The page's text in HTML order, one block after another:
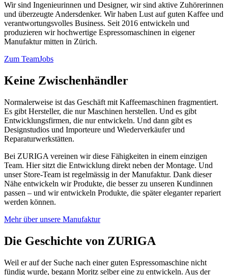
Wir sind Ingenieurinnen und Designer, wir sind aktive Zuhörerinnen
und überzeugte Andersdenker. Wir haben Lust auf guten Kaffee und
verantwortungsvolles Business. Seit 2016 entwickeln und
produzieren wir hochwertige Espressomaschinen in eigener
Manufaktur mitten in Zürich.
Zum TeamJobs
Keine Zwischenhändler
Normalerweise ist das Geschäft mit Kaffeemaschinen fragmentiert.
Es gibt Hersteller, die nur Maschinen herstellen. Und es gibt
Entwicklungsfirmen, die nur entwickeln. Und dann gibt es
Designstudios und Importeure und Wiederverkäufer und
Reparaturwerkstätten.
Bei ZURIGA vereinen wir diese Fähigkeiten in einem einzigen
Team. Hier sitzt die Entwicklung direkt neben der Montage. Und
unser Store-Team ist regelmässig in der Manufaktur. Dank dieser
Nähe entwickeln wir Produkte, die besser zu unseren Kundinnen
passen – und wir entwickeln Produkte, die später eleganter repariert
werden können.
Mehr über unsere Manufaktur
Die Geschichte von ZURIGA
Weil er auf der Suche nach einer guten Espressomaschine nicht
fündig wurde, begann Moritz selber eine zu entwickeln. Aus der